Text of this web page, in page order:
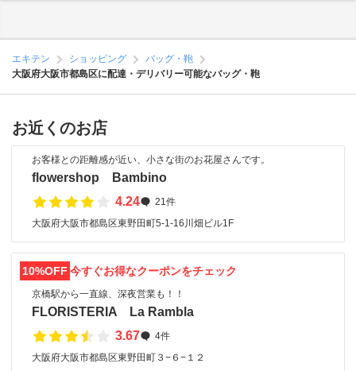
エキテン ショッピング
バッグ・鞄
大阪府大阪市都島区に配達・デリバリー可能なバッグ・鞄
お近くのお店
お客様との距離感が近い、小さな街のお花屋さんです。
flowershop Bambino
4.24
21件
大阪府大阪市都島区東野田町5-1-16川畑ビル1F
10%OFF 今すぐお得なクーポンをチェック
京橋駅から一直線、深夜営業も！！
FLORISTERIA La Rambla
3.67
4件
大阪府大阪市都島区東野田町３−６−１２